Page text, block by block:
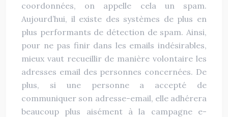
coordonnées, on appelle cela un spam.
Aujourd’hui, il existe des systèmes de plus en
plus performants de détection de spam. Ainsi,
pour ne pas finir dans les emails indésirables,
mieux vaut recueillir de manière volontaire les
adresses email des personnes concernées. De
plus, si une personne a accepté de
communiquer son adresse-email, elle adhérera
beaucoup plus aisément à la campagne e-